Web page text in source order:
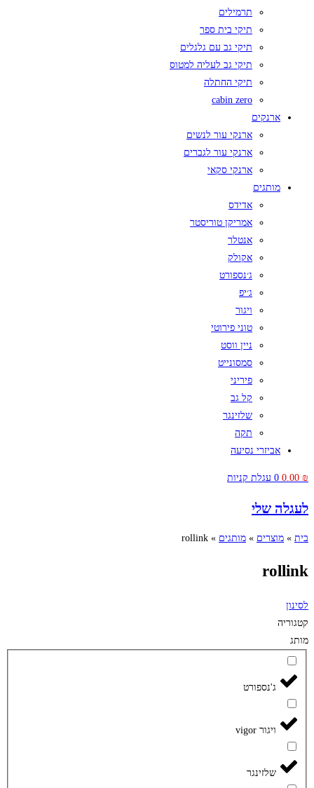
תרמילים
תיקי בית ספר
תיקי גב עם גלגלים
תיקי גב לעליה למטוס
תיקי החתלה
cabin zero
ארנקים
ארנקי עור לנשים
ארנקי עור לגברים
ארנקי סקאי
מותגים
אדידס
אמריקן טוריסטר
אנטלר
אקולק
ג׳נספורט
ג׳יפ
ויגור
טוני פירוטי
ניין ווסט
סמסונייט
פיריני
קל גב
שלזינגר
תקה
אביזרי נסיעה
0.00 ₪
0 עגלת קניות
לעגלה שלי
בית » מוצרים » מותגים »
rollink
rollink
לסינון
קטגוריה
מותג
ג'נספורט
ויגור vigor
שלזינגר